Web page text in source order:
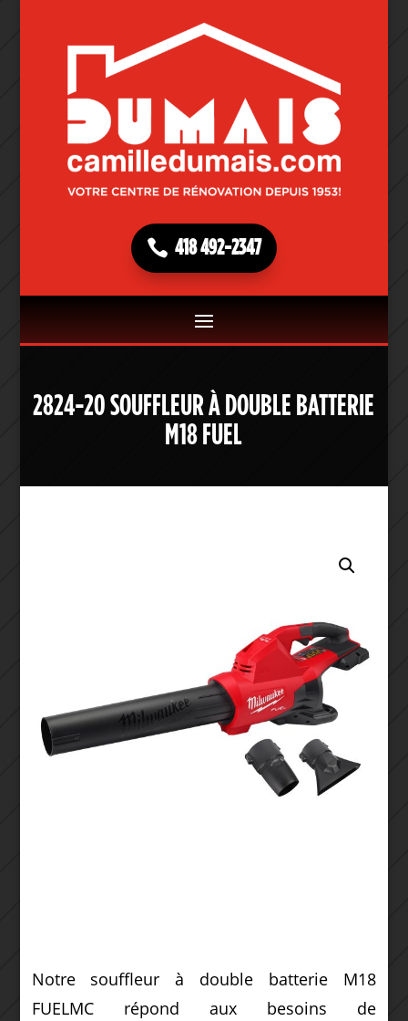
418 492-2347
2824-20 SOUFFLEUR À DOUBLE BATTERIE
M18 FUEL
Notre souffleur à double batterie M18
FUELMC répond aux besoins de